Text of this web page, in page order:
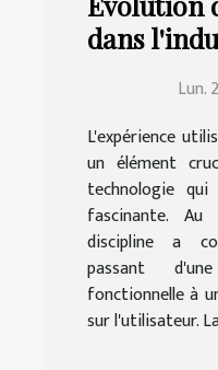
dans
Lun.
L'expérience
un élément
technologie
fascinante.
discipline a
passant
fonctionnelle à
sur l'utilisateur.